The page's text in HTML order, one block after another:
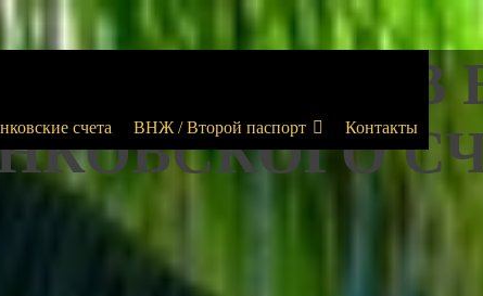
счета ВНЖ / Второй паспорт Контакты
КОМПАНИИ В